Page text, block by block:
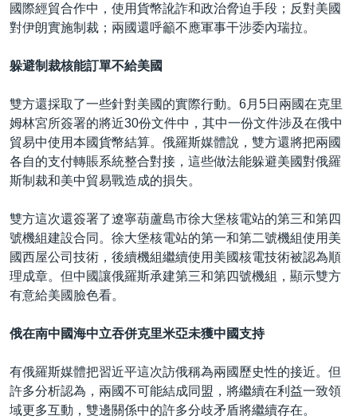
國際經貿合作中，使用貨幣訛詐和政治脅迫手段；反對美國
對伊朗實施制裁；兩國還呼籲不應軍事干涉委內瑞拉。
躲避制裁核能訂單不給美國
雙方還採取了一些針對美國的實際行動。6月5日兩國在克里
姆林宮所簽署的將近30份文件中，其中一份文件涉及在俄中
貿易中使用本國貨幣結算。俄羅斯媒體說，雙方還將把兩國
各自的支付轉賬系統整合對接，這些做法能躲避美國對俄羅
斯制裁和美中貿易戰造成的損失。
雙方這次還簽署了遼寧葫蘆島市徐大堡核電站的第三和第四
號機組建設合同。徐大堡核電站的第一和第二號機組使用美
國西屋公司技術，後續機組繼續使用美國核電技術被認為順
理成章。但中國讓俄羅斯承建第三和第四號機組，顯示雙方
有意給美國臉色看。
俄在南中國海中立吞併克里米亞未獲中國支持
有俄羅斯媒體把習近平這次訪俄稱為兩國歷史性的接近。但
許多分析認為，兩國不可能結成同盟，將繼續在利益一致領
域更多互動，雙邊關係中的許多分歧矛盾將繼續存在。